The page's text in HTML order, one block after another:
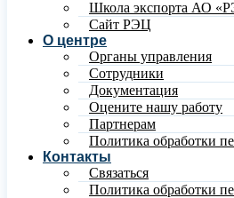
Школа экспорта АО
Сайт РЭЦ
О центре
Органы управления
Сотрудники
Документация
Оцените нашу работу
Партнерам
Политика обработки
Контакты
Связаться
Политика обработки